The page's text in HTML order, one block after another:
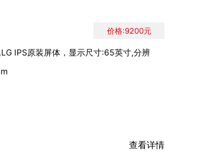
IPS原装屏体，显示尺寸:65英寸,分辨
价格:9200元
查看详情